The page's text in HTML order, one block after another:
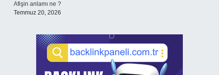
Afişin anlamı ne ?
Temmuz 20, 2026